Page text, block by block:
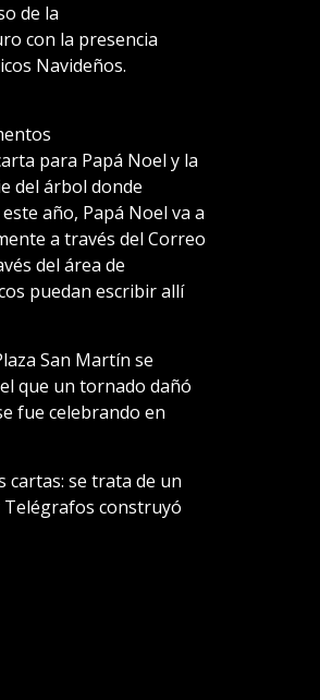
de la
con la presencia
Navideños.
para Papá Noel y la
del árbol donde
año, Papá Noel va a
a través del Correo
del área de
puedan escribir allí
San Martín se
que un tornado dañó
fue celebrando en
se trata de un
Telégrafos construyó